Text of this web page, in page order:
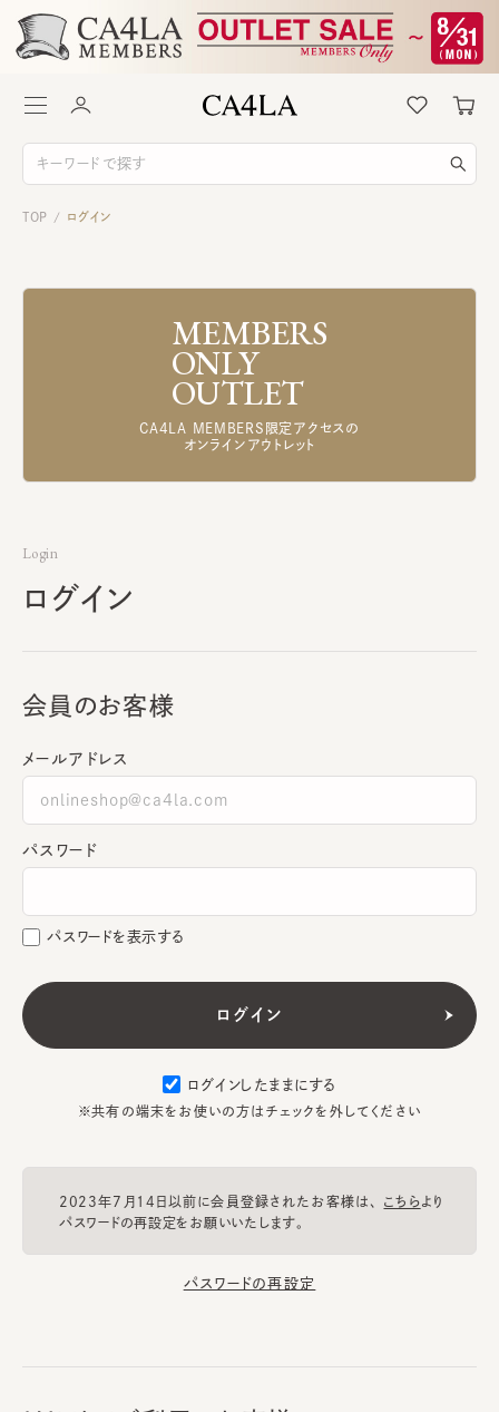
TOP / ログイン
MEMBERS
ONLY
OUTLET
CA4LA MEMBERS限定アクセスの
オンラインアウトレット
Login
ログイン
会員のお客様
メールアドレス
パスワード
パスワードを表示する
ログインしたままにする
※共有の端末をお使いの方はチェックを外してください
2023年7月14日以前に会員登録されたお客様は、 こちらより
パスワードの再設定をお願いいたします。
パスワードの再設定